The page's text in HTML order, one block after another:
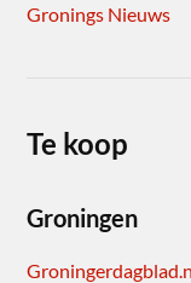
Gronings Nieuws
Te koop
Groningen